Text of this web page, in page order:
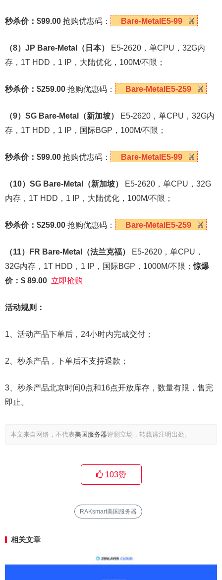
秒杀价：$99.00 抢购优惠码： Bare-MetalE5-99
（8）JP Bare-Metal（日本）
E5-2620，单CPU，32G内
存，1T HDD，1 IP，大陆优化，100M/不限；
秒杀价：$259.00 抢购优惠码： Bare-MetalE5-259
（9）SG Bare-Metal（新加坡）
E5-2620，单CPU，32G内
存，1T HDD，1 IP，国际BGP，100M/不限；
秒杀价：$99.00 抢购优惠码： Bare-MetalE5-99
（10）SG Bare-Metal（新加坡）
E5-2620，单CPU，32G
内存，1T HDD，1 IP，大陆优化，100M/不限；
秒杀价：$259.00 抢购优惠码： Bare-MetalE5-259
（11）FR Bare-Metal（法兰克福）
E5-2620，单CPU，
32G内存，1T HDD，1 IP，国际BGP，1000M/不限；惊爆
价：$ 89.00 立即抢购
活动规则：
1、活动产品下单后，24小时内完成交付；
2、秒杀产品，下单后不支持退款；
3、秒杀产品北京时间0点和16点开放库存，数量有限，售完
即止。
本文来自网络，不代表美国服务器评测立场，转载请注明出处。
103赞
RAKsmart美国服务器
相关文章